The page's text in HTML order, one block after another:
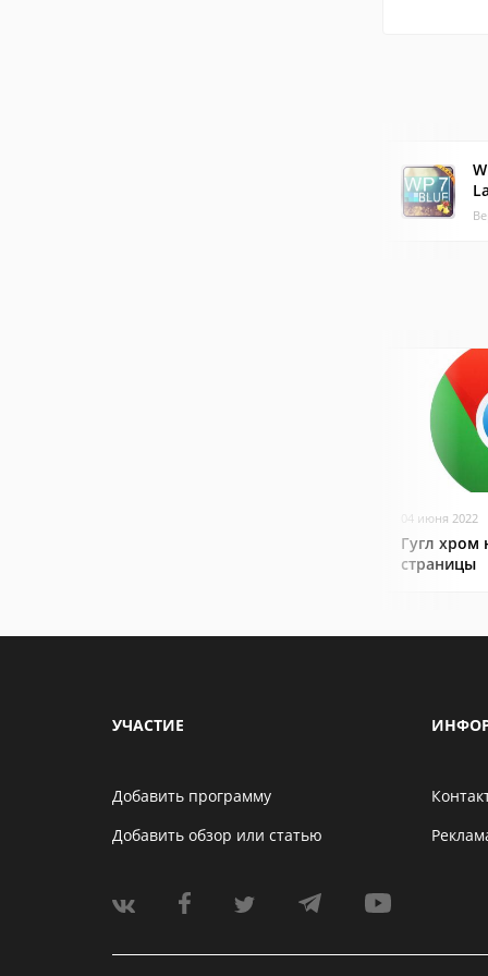
04 июня 2022
Гугл хром
страницы
УЧАСТИЕ
Добавить программу
Добавить обзор или статью